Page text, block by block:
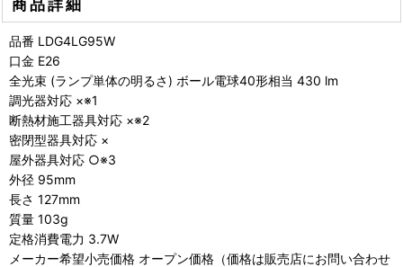
商品詳細
品番 LDG4LG95W
口金 E26
全光束 (ランプ単体の明るさ) ボール電球40形相当 430 lm
調光器対応 ×※1
断熱材施工器具対応 ×※2
密閉型器具対応 ×
屋外器具対応 ○※3
外径 95mm
長さ 127mm
質量 103g
定格消費電力 3.7W
メーカー希望小売価格 オープン価格（価格は販売店にお問い合わせ